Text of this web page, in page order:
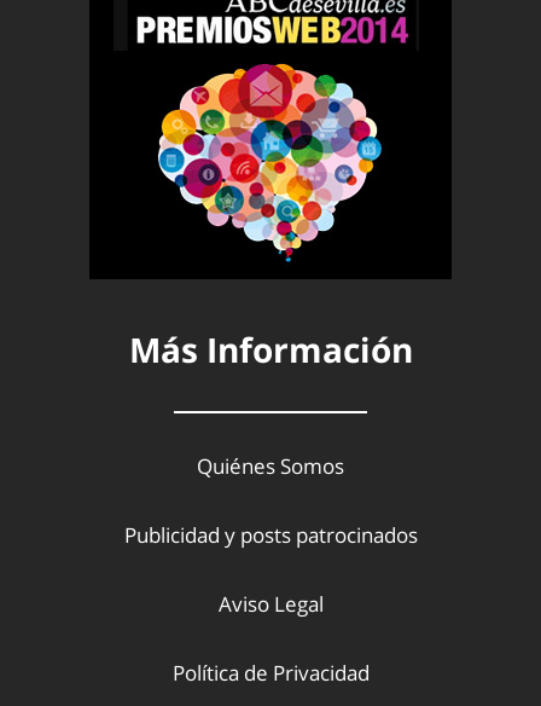
Más Información
Quiénes Somos
Publicidad y posts patrocinados
Aviso Legal
Política de Privacidad